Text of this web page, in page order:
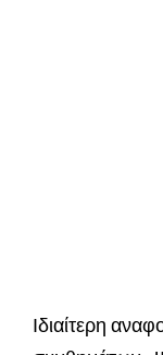
Ιδιαίτερη